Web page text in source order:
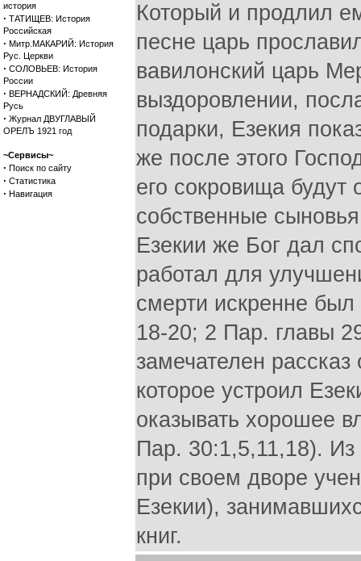
история
· ТАТИЩЕВ: История
Российская
· Митр.МАКАРИЙ: История
Рус. Церкви
· СОЛОВЬЕВ: История
России
· ВЕРНАДСКИЙ: Древняя
Русь
· Журнал ДВУГЛАВЫЙ
ОРЕЛЪ 1921 год
~Сервисы~
· Поиск по сайту
· Статистика
· Навигация
Который и продлил
песне царь
вавилонский царь
выздоровлении,
подарки, Езекия
же после этого
его сокровища будут
собственные
Езекии же Бог дал
работал для
смерти искренне
18-20; 2 Пар. главы
замечателен
которое устроил
оказывать хорошее
Пар. 30:1,5,11,18). Из
при своем дворе
Езекии),
книг.